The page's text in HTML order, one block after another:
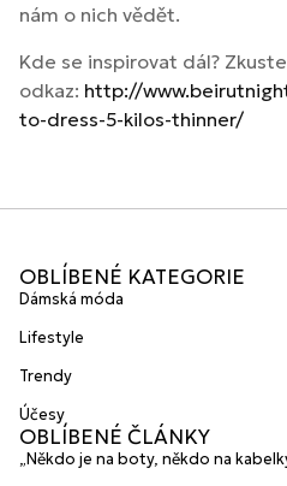
nám o nich vědět.
Kde se inspirovat dál?
odkaz: http://
to-dress-5-kilos-thinner/
OBLÍBENÉ KATEGORIE
Dámská móda
Lifestyle
Trendy
Účesy
OBLÍBENÉ ČLÁNKY
„Někdo je na boty, někdo na